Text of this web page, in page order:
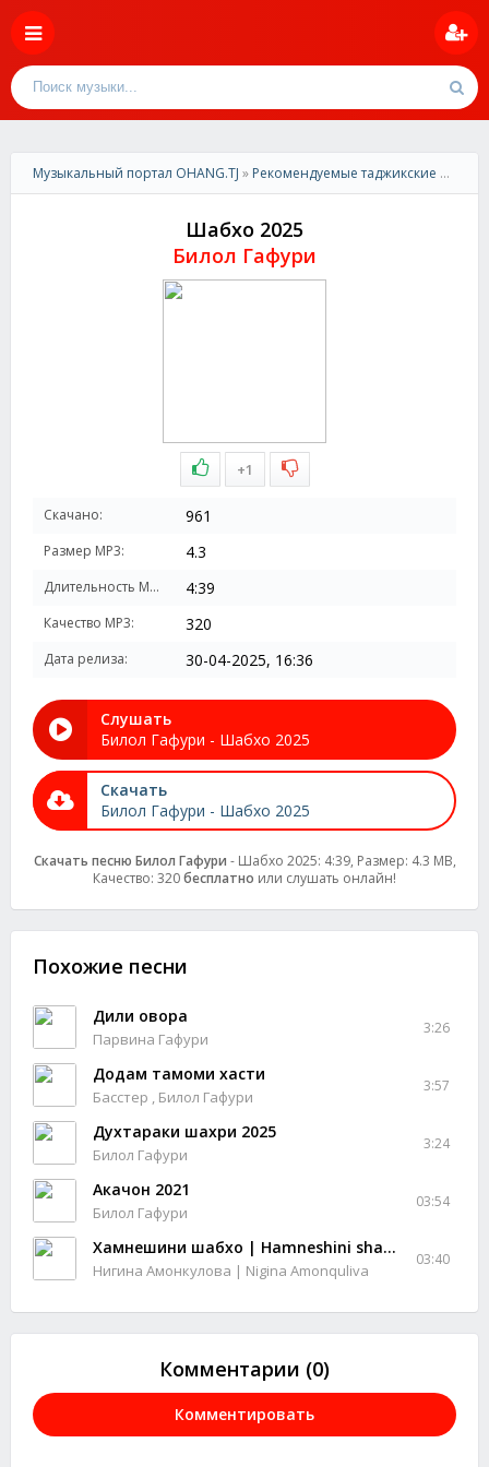
Музыкальный портал OHANG.TJ » Рекомендуемые таджикские песни
Шабхо 2025
Билол Гафури
+1
Скачано: 961
Размер MP3: 4.3
Длительность MP3: 4:39
Качество MP3: 320
Дата релиза: 30-04-2025, 16:36
Слушать
Билол Гафури - Шабхо 2025
Скачать
Билол Гафури - Шабхо 2025
Скачать песню Билол Гафури - Шабхо 2025: 4:39, Размер: 4.3 MB,
Качество: 320бесплатно или слушать онлайн!
Похожие песни
Дили овора
Парвина Гафури
3:26
Додам тамоми хасти
Басстер , Билол Гафури
3:57
Духтараки шахри 2025
Билол Гафури
3:24
Акачон 2021
Билол Гафури
03:54
Хамнешини шабхо | Hamneshini shabho
Нигина Амонкулова | Nigina Amonquliva
03:40
Комментарии (0)
Комментировать